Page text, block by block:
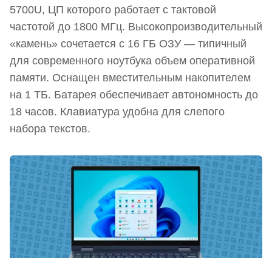
5700U, ЦП которого работает с тактовой
частотой до 1800 МГц. Высокопроизводительный
«камень» сочетается с 16 ГБ ОЗУ — типичный
для современного ноутбука объем оперативной
памяти. Оснащен вместительным накопителем
на 1 ТБ. Батарея обеспечивает автономность до
18 часов. Клавиатура удобна для слепого
набора текстов.